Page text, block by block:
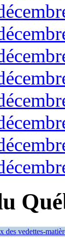
des vedettes-